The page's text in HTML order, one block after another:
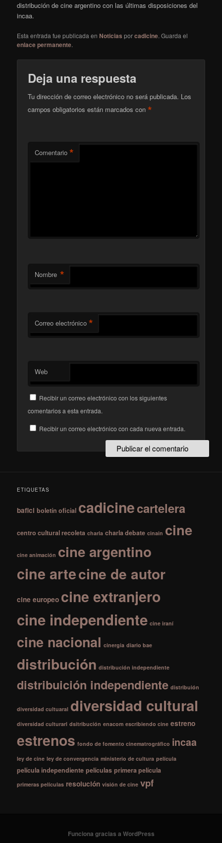
distribución de cine argentino con las últimas disposiciones del
incaa.
Esta entrada fue publicada enNoticias porcadicine. Guarda el
enlace permanente.
Deja una respuesta
Tu dirección de correo electrónico no será publicada. Los
campos obligatorios están marcados con*
Comentario *
Nombre *
Correo electrónico *
Web
Recibir un correo electrónico con los siguientes
comentarios a esta entrada.
Recibir un correo electrónico con cada nueva entrada.
ETIQUETAS
bafici boletín oficial cadicinecartelera
centro cultural recoleta charla charla debate cinain cine
cine animación cine argentino
cine artecine de autor
cine europeo cine extranjero
cine independiente cine iraní
cine nacional cinergia diario bae
distribución distribución independiente
distribuición independiente distribuión
diversidad cultuaral diversidad cultural
diversidad culturarl dsitribución enacom escribiendo cine estreno
estrenos fondo de fomento cinematrográfico incaa
ley de cine ley de convergencia ministerio de cultura película
película independiente películas primera película
primeras películas resolución visión de cine vpf
Funciona gracias a WordPress